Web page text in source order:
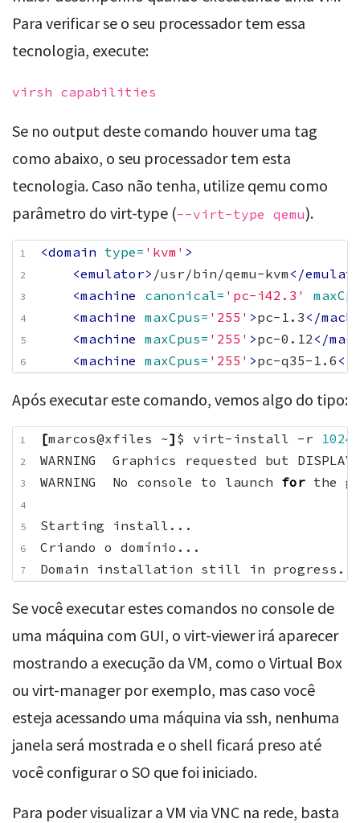
Para verificar se o seu processador tem essa
tecnologia, execute:
virsh capabilities
Se no output deste comando houver uma tag
como abaixo, o seu processador tem esta
tecnologia. Caso não tenha, utilize qemu como
parâmetro do virt-type (--virt-type qemu).
2
4
5
6
<domain type= 'kvm' >
<emulator> /usr/bin/qemu-kvm </
<machine
canonical= 'pc-i42.3'
<machine maxCpus= '255' >pc-1.3 </
<machine maxCpus= '255' >pc-0.12 </
<machine maxCpus= '255' >pc-q35-1.6 </
Após executar este comando, vemos algo do tipo:
2
4
5
6
7
[marcos@xfiles ~] $ virt-install -r 1024
WARNING  No console to launch for
Criando o
Domain installation still in progress.
Se você executar estes comandos no console de
uma máquina com GUI, o virt-viewer irá aparecer
mostrando a execução da VM, como o Virtual Box
ou virt-manager por exemplo, mas caso você
esteja acessando uma máquina via ssh, nenhuma
janela será mostrada e o shell ficará preso até
você configurar o SO que foi iniciado.
Para poder visualizar a VM via VNC na rede, basta